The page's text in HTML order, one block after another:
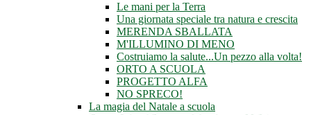
Le mani per la Terra
Una giornata speciale tra natura e crescita
MERENDA SBALLATA
M'ILLUMINO DI MENO
Costruiamo la salute...Un pezzo alla volta!
ORTO A SCUOLA
PROGETTO ALFA
NO SPRECO!
La magia del Natale a scuola